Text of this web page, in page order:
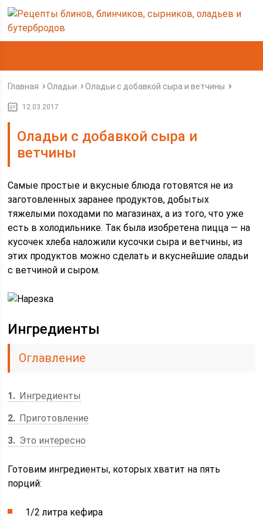
Главная Оладьи Оладьи с добавкой сыра и ветчины
12.03.2017
Оладьи с добавкой сыра и
ветчины
Самые простые и вкусные блюда готовятся не из
заготовленных заранее продуктов, добытых
тяжелыми походами по магазинах, а из того, что уже
есть в холодильнике. Так была изобретена пицца — на
кусочек хлеба наложили кусочки сыра и ветчины, из
этих продуктов можно сделать и вкуснейшие оладьи
с ветчиной и сыром.
Ингредиенты
Оглавление
1
Ингредиенты
2
Приготовление
3
Это интересно
Готовим ингредиенты, которых хватит на пять
порций:
1/2 литра кефира